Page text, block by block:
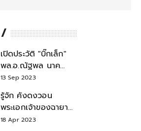
เปิดประวัติ "บิ๊กเล็ก"
พล.อ.ณัฐพล นาค
พาณิชย์ จากเลขาฯ
สมช.-เลขาฯ
รมว.กลาโหม
13 Sep 2023
รู้จัก คังดงวอน
พระเอกเจ้าของฉายา
สมบัติแห่งชาติ หลังมี
18 Apr 2023